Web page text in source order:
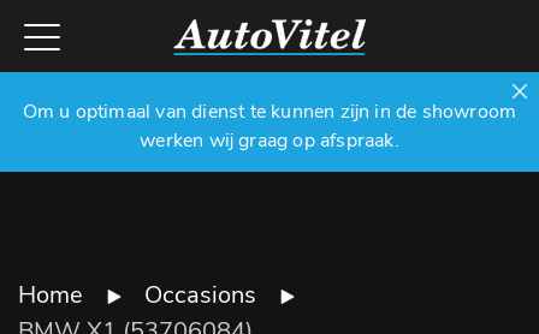
Om u optimaal van dienst te kunnen zijn in de showroom
werken wij graag op afspraak.
Home
Occasions